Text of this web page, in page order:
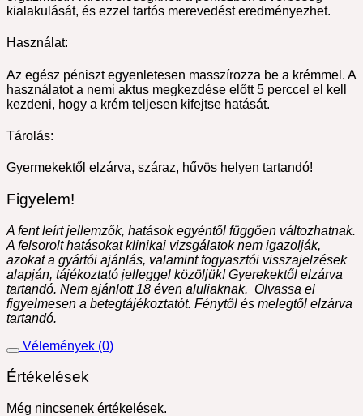
kialakulását, és ezzel tartós merevedést eredményezhet.
Használat:
Az egész péniszt egyenletesen masszírozza be a krémmel. A
használatot a nemi aktus megkezdése előtt 5 perccel el kell
kezdeni, hogy a krém teljesen kifejtse hatását.
Tárolás:
Gyermekektől elzárva, száraz, hűvös helyen tartandó!
Figyelem!
A fent leírt jellemzők, hatások egyéntől függően változhatnak.
A felsorolt hatásokat klinikai vizsgálatok nem igazolják,
azokat a gyártói ajánlás, valamint fogyasztói visszajelzések
alapján, tájékoztató jelleggel közöljük! Gyerekektől elzárva
tartandó. Nem ajánlott 18 éven aluliaknak. Olvassa el
figyelmesen a betegtájékoztatót. Fénytől és melegtől elzárva
tartandó.
Vélemények (0)
Értékelések
Még nincsenek értékelések.